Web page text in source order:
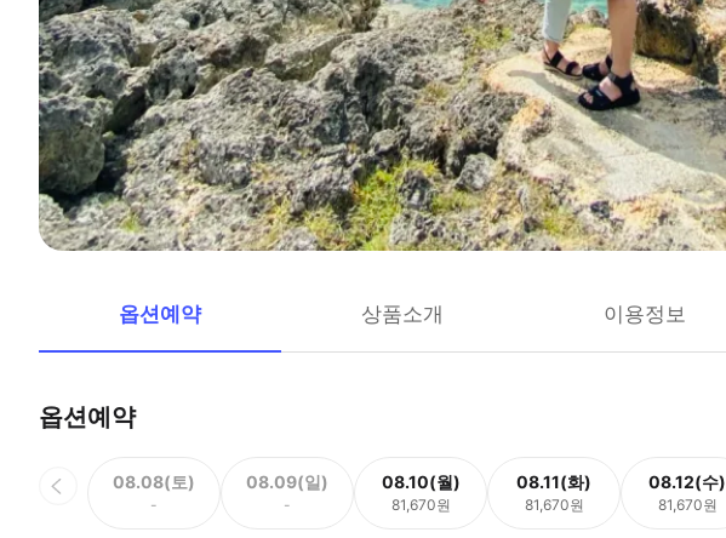
옵션예약 상품소개 이용정보
옵션예약
08.08(토)
-
08.09(일)
-
08.10(월)
81,670원
08.11(화)
81,670원
08.12(수)
81,670원